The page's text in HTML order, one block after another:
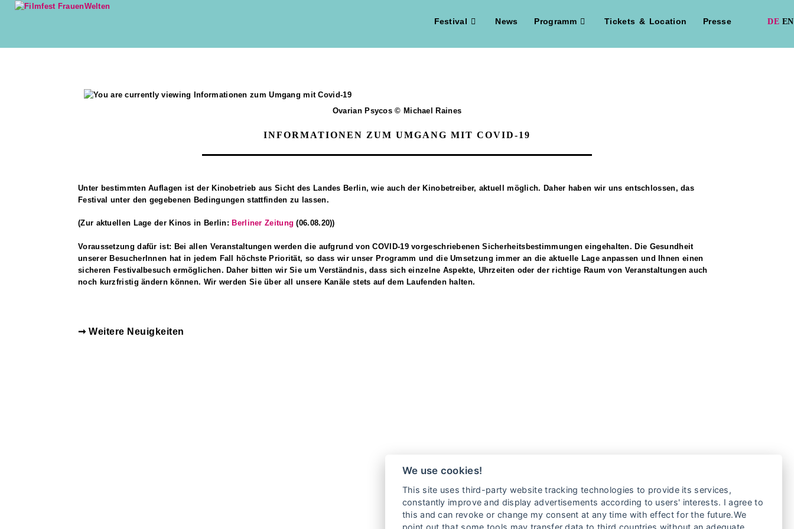
Festival News Programm Tickets & Location Presse
Ovarian Psycos © Michael Raines
INFORMATIONEN ZUM UMGANG MIT COVID-19
Unter bestimmten Auflagen ist der Kinobetrieb aus Sicht des Landes Berlin, wie auch der Kinobetreiber, aktuell möglich. Daher haben wir uns entschlossen, das
Festival unter den gegebenen Bedingungen stattfinden zu lassen.
(Zur aktuellen Lage der Kinos in Berlin: Berliner Zeitung (06.08.20))
Voraussetzung dafür ist: Bei allen Veranstaltungen werden die aufgrund von COVID-19 vorgeschriebenen Sicherheitsbestimmungen eingehalten. Die Gesundheit
unserer BesucherInnen hat in jedem Fall höchste Priorität, so dass wir unser Programm und die Umsetzung immer an die aktuelle Lage anpassen und Ihnen einen
sicheren Festivalbesuch ermöglichen. Daher bitten wir Sie um Verständnis, dass sich einzelne Aspekte, Uhrzeiten oder der richtige Raum von Veranstaltungen auch
noch kurzfristig ändern können. Wir werden Sie über all unsere Kanäle stets auf dem Laufenden halten.
➞ Weitere Neuigkeiten
We use cookies!
This site uses third-party website tracking technologies to provide its services,
constantly improve and display advertisements according to users' interests. I agree to
this and can revoke or change my consent at any time with effect for the future.We